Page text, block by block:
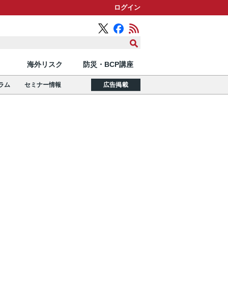
ログイン
海外リスク 防災・BCP講座
ム セミナー情報 広告掲載